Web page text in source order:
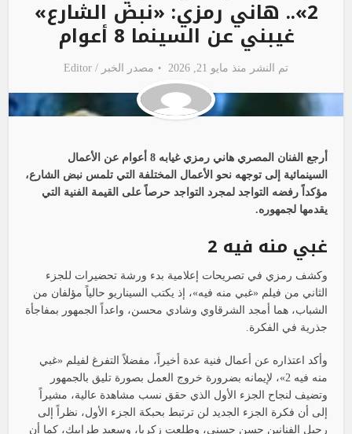
2».. هاني رمزي: «نبض الشارع»
غيبني عن السينما 8 أعوام
تم النشر منذ مايو 21, 2026 مصدر الخبر / Editor
أرجع الفنان المصري هاني رمزي غيابه 8 أعوام عن الأعمال
السينمائية إلى توجهه نحو الأعمال المختلفة التي تلمس نبض الشارع،
مؤكداً رفضه التواجد لمجرد التواجد حرصاً على القيمة الفنية التي
يقدمها لجمهوره.
غبي منه فيه 2
وكشف رمزي في تصريحات إعلامية بدء ورشة تحضيرات للجزء
الثاني من فيلم «غبي منه فيه»، إذ يكتب السيناريو حالياً مؤلفان من
الشباب، هما أمجد الشرقاوي وشادي محسن، واعداً الجمهور بمفاجأة
جذرية في الفكرة.
وأكد اعتذاره عن أعمال فنية عدة أخيراً، مفضلاً التفرغ لفيلم «غبي
منه فيه 2»، لإيمانه بضرورة خروج العمل بصورة تليق بالجمهور
وتضيف لنجاح الجزء الأول الذي حقق نسب مشاهدة عالية، مشيراً
إلى أن فكرة الجزء الجديد لن ترتبط بحبكة الجزء الأول، نظراً إلى
رحيل الفنانين حسن حسني، وطلعت زكريا، وسعيد طرابيك، كما أن